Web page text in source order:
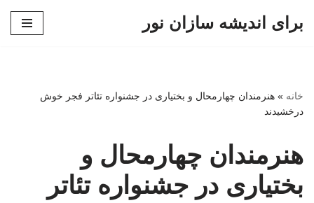
برای اندیشه سازان نور
خانه » هنرمندان چهارمحال و بختیاری در جشنواره تئاتر فجر خوش
درخشیدند
هنرمندان چهارمحال و
بختیاری در جشنواره تئاتر